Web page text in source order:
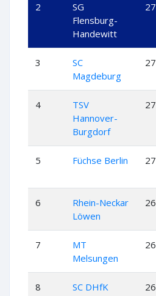
2
SG
Flensburg-
Handewitt
27
3
SC
Magdeburg
27
4
TSV
Hannover-
Burgdorf
27
5 Füchse Berlin 27
6
Rhein-Neckar
Löwen
26
7
MT
Melsungen
26
8
SC DHfK
26